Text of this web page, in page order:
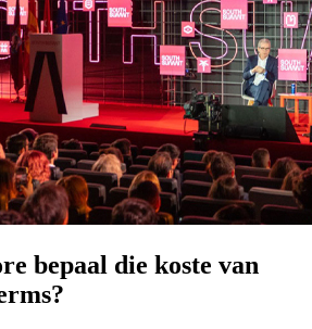
bepaal die koste van